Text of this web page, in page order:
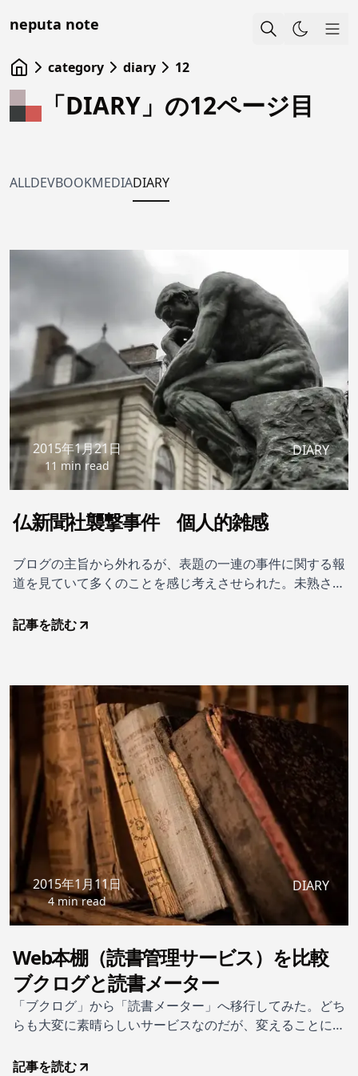
neputa note
category
diary 12
「DIARY」の12ページ目
ALL DEV BOOK MEDIA DIARY
2015年1月21日
11 min read
DIARY
仏新聞社襲撃事件 個人的雑感
ブログの主旨から外れるが、表題の一連の事件に関する報
道を見ていて多くのことを感じ考えさせられた。未熟さも
記事を読む
2015年1月11日
4 min read
DIARY
Web本棚（読書管理サービス）を比較
ブクログと読書メーター
「ブクログ」から「読書メーター」へ移行してみた。どち
らも大変に素晴らしいサービスなのだが、変えることにし
には大変満足の行くサービスなのだが、利用開始ごろと比
記事を読む